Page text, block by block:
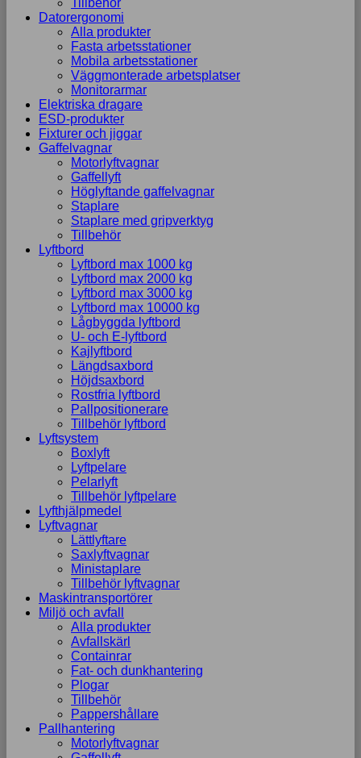
Tillbehör
Datorergonomi
Alla produkter
Fasta arbetsstationer
Mobila arbetsstationer
Väggmonterade arbetsplatser
Monitorarmar
Elektriska dragare
ESD-produkter
Fixturer och jiggar
Gaffelvagnar
Motorlyftvagnar
Gaffellyft
Höglyftande gaffelvagnar
Staplare
Staplare med gripverktyg
Tillbehör
Lyftbord
Lyftbord max 1000 kg
Lyftbord max 2000 kg
Lyftbord max 3000 kg
Lyftbord max 10000 kg
Lågbyggda lyftbord
U- och E-lyftbord
Kajlyftbord
Längdsaxbord
Höjdsaxbord
Rostfria lyftbord
Pallpositionerare
Tillbehör lyftbord
Lyftsystem
Boxlyft
Lyftpelare
Pelarlyft
Tillbehör lyftpelare
Lyfthjälpmedel
Lyftvagnar
Lättlyftare
Saxlyftvagnar
Ministaplare
Tillbehör lyftvagnar
Maskintransportörer
Miljö och avfall
Alla produkter
Avfallskärl
Containrar
Fat- och dunkhantering
Plogar
Tillbehör
Pappershållare
Pallhantering
Motorlyftvagnar